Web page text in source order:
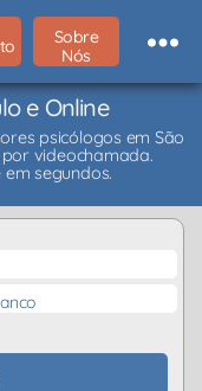
Sobre
Nós
e Online
psicólogos em São
videochamada.
segundos.